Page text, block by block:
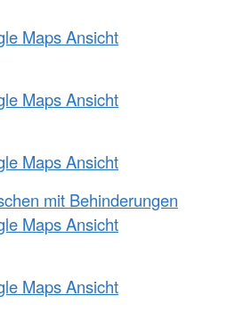
Maps Ansicht
Maps Ansicht
Maps Ansicht
mit Behinderungen
Maps Ansicht
Maps Ansicht